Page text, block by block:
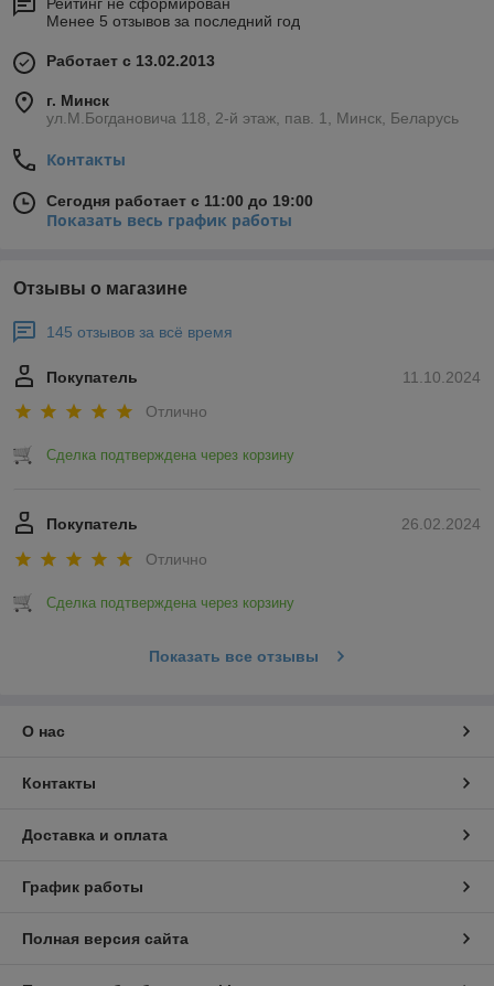
Менее 5 отзывов за последний год
Работает с 13.02.2013
г. Минск
ул.М.Богдановича 118, 2-й этаж, пав. 1, Минск, Беларусь
Контакты
Сегодня работает с 11:00 до 19:00
Показать весь график работы
Отзывы о магазине
145 отзывов за всё время
11.10.2024
Покупатель
Отлично
Сделка подтверждена через корзину
26.02.2024
Покупатель
Отлично
Сделка подтверждена через корзину
Показать все отзывы
О нас
Контакты
Доставка и оплата
График работы
Полная версия сайта